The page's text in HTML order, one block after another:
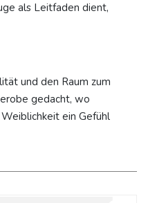
als Leitfaden dient,
und den Raum zum
gedacht, wo
ein Gefühl